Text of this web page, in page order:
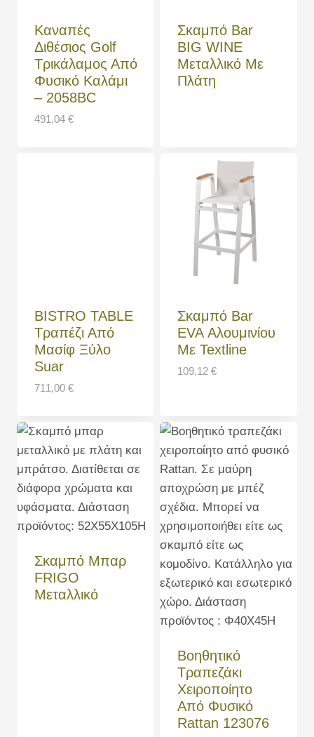
Καναπές
Διθέσιος Golf
Τρικάλαμος Από
Φυσικό Καλάμι
– 2058BC
491,04 €
Σκαμπό Bar
BIG WINE
Μεταλλικό Με
Πλάτη
BISTRO TABLE
Τραπέζι Από
Μασίφ Ξύλο
Suar
711,00 €
Σκαμπό Bar
EVA Αλουμινίου
Με Textline
109,12 €
Σκαμπό Μπαρ
FRIGO
Μεταλλικό
Βοηθητικό
Τραπεζάκι
Χειροποίητο
Από Φυσικό
Rattan 123076